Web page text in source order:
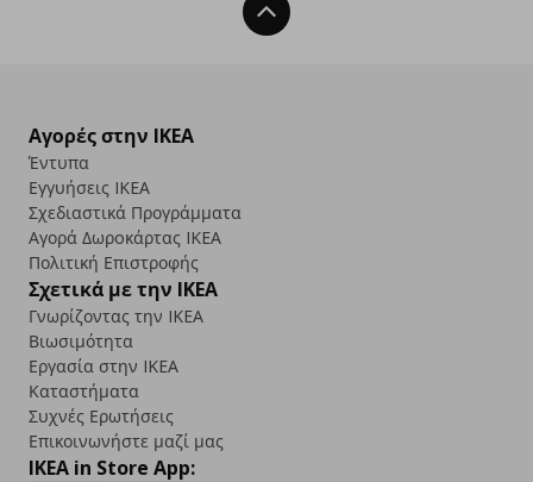
Back To Top
Αγορές στην IKEA
Έντυπα
Εγγυήσεις IKEA
Σχεδιαστικά Προγράμματα
Αγορά Δωρoκάρτας IKEA
Πολιτική Επιστροφής
Σχετικά με την IKEA
Γνωρίζοντας την IKEA
Βιωσιμότητα
Εργασία στην IKEA
Καταστήματα
Συχνές Ερωτήσεις
Επικοινωνήστε μαζί μας
IKEA in Store App: